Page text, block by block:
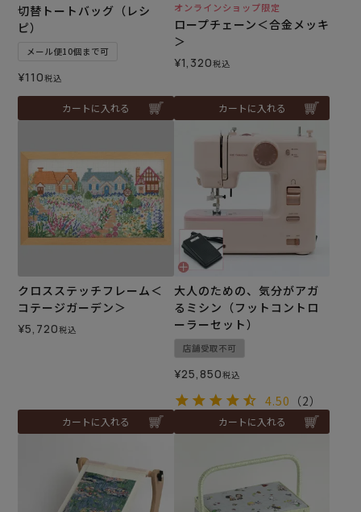
切替トートバッグ（レシ
ピ）
メール便10個まで可
¥110税込
カートに入れる
オンラインショップ限定
ロープチェーン＜合金メッキ
＞
¥1,320税込
カートに入れる
クロスステッチフレーム＜
コテージガーデン＞
¥5,720税込
カートに入れる
大人のための、気分がアガ
るミシン（フットコントロ
ーラーセット）
店舗受取不可
¥25,850税込
4.50 （2）
カートに入れる